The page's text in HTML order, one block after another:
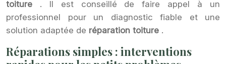
toiture . Il est conseillé de faire appel à un
professionnel pour un diagnostic fiable et une
solution adaptée de réparation toiture .
Réparations simples : interventions